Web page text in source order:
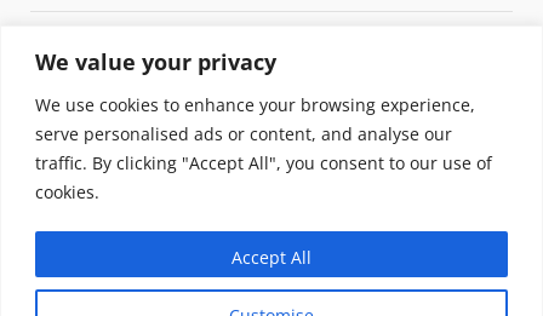
We value your privacy
We use cookies to enhance your browsing experience,
serve personalised ads or content, and analyse our
traffic. By clicking "Accept All", you consent to our use of
cookies.
Accept All
Pulizia naturale della casa: 3 ingredienti che
sostituiscono 10 prodotti chimici
Copyright © 2025 Biopianeta.it proprietà di Jws Media
Questo blog non è una testata giornalistica, in quanto
viene aggiornato senza alcuna periodicità. Non può
pertanto considerarsi un prodotto editoriale ai sensi